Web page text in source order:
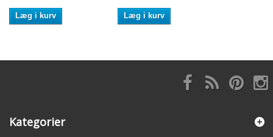
Læg i kurv Læg i kurv
Kategorier